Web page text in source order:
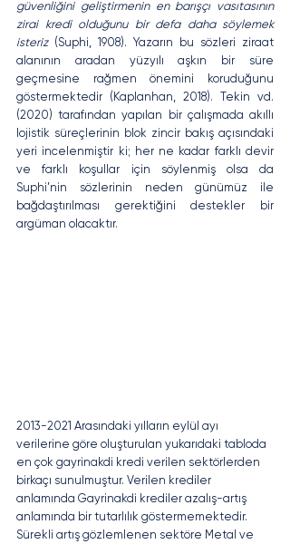
güvenliğini geliştirmenin en barışçı vasıtasının
zirai kredi olduğunu bir defa daha söylemek
isteriz (Suphi, 1908). Yazarın bu sözleri ziraat
alanının aradan yüzyılı aşkın bir süre
geçmesine rağmen önemini koruduğunu
göstermektedir (Kaplanhan, 2018). Tekin vd.
(2020) tarafından yapılan bir çalışmada akıllı
lojistik süreçlerinin blok zincir bakış açısındaki
yeri incelenmiştir ki; her ne kadar farklı devir
ve farklı koşullar için söylenmiş olsa da
Suphi’nin sözlerinin neden günümüz ile
bağdaştırılması gerektiğini destekler bir
argüman olacaktır.
2013-2021 Arasındaki yılların eylül ayı
verilerine göre oluşturulan yukarıdaki tabloda
en çok gayrinakdi kredi verilen sektörlerden
birkaçı sunulmuştur. Verilen krediler
anlamında Gayrinakdi krediler azalış-artış
anlamında bir tutarlılık göstermemektedir.
Sürekli artış gözlemlenen sektöre Metal ve